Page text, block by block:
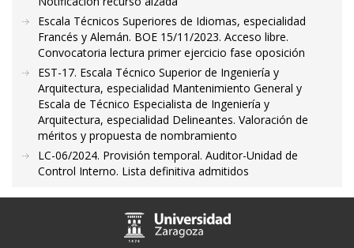
Escala Técnicos Superiores de Idiomas, especialidad
Francés y Alemán. BOE 15/11/2023. Acceso libre.
Convocatoria lectura primer ejercicio fase oposición
EST-17. Escala Técnico Superior de Ingeniería y
Arquitectura, especialidad Mantenimiento General y
Escala de Técnico Especialista de Ingeniería y
Arquitectura, especialidad Delineantes. Valoración de
méritos y propuesta de nombramiento
LC-06/2024. Provisión temporal. Auditor-Unidad de
Control Interno. Lista definitiva admitidos